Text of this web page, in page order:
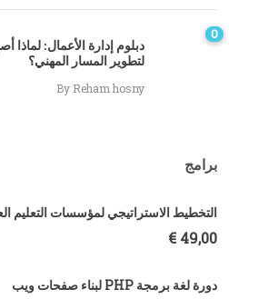
0
دبلوم إدارة الأعمال: لماذا
لتطوير المسار المهني؟
By Reham hosny
برامج
التخطيط الاستراتيجي لمؤسسات التعليم
€ 49,00
دورة لغة برمجة PHP لبناء صفحات ويب